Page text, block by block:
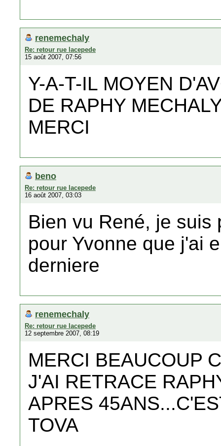
renemechaly
Re: retour rue lacepede
15 août 2007, 07:56
Y-A-T-IL MOYEN
DE RAPHY
MERCI
beno
Re: retour rue lacepede
16 août 2007, 03:03
Bien vu René, je suis
pour Yvonne que j'ai
derniere
renemechaly
Re: retour rue lacepede
12 septembre 2007, 08:19
MERCI BEAUCOUP
J'AI RETRACE
APRES
TOVA